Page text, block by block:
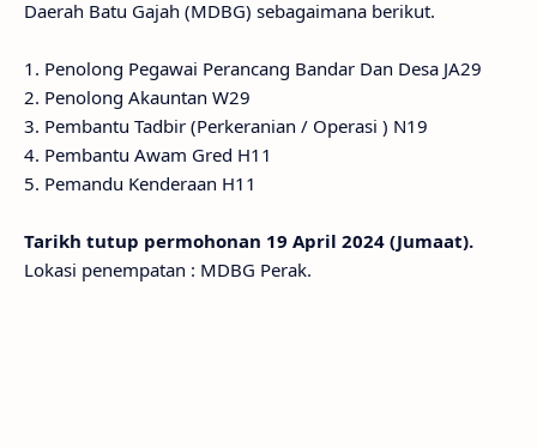
Daerah Batu Gajah (MDBG) sebagaimana berikut.
1. Penolong Pegawai Perancang Bandar Dan Desa JA29
2. Penolong Akauntan W29
3. Pembantu Tadbir (Perkeranian / Operasi ) N19
4. Pembantu Awam Gred H11
5. Pemandu Kenderaan H11
Tarikh tutup permohonan 19 April 2024 (Jumaat).
Lokasi penempatan : MDBG Perak.